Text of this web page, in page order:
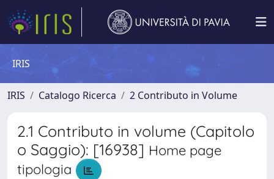
IRIS
IRIS Catalogo Ricerca 2 Contributo in Volume
2.1 Contributo in volume (Capitolo
o Saggio): [16938] Home page
tipologia